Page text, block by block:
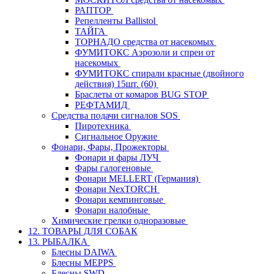
РАПТОР
Репелленты Ballistol
ТАЙГА
ТОРНАДО средства от насекомых
ФУМИТОКС Аэрозоли и спреи от
насекомых
ФУМИТОКС спирали красные (двойного
действия) 15шт. (60)
Браслеты от комаров BUG STOP
РЕФТАМИД
Средства подачи сигналов SOS
Пиротехника
Сигнальное Оружие
Фонари, Фары, Прожекторы
Фонари и фары ЛУЧ
Фары галогеновые
Фонари MELLERT (Германия)
Фонари NexTORCH
Фонари кемпинговые
Фонари налобные
Химические грелки одноразовые
12. ТОВАРЫ ДЛЯ СОБАК
13. РЫБАЛКА
Блесны DAIWA
Блесны MEPPS